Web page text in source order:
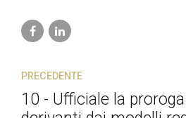
PRECEDENTE
10 - Ufficiale la